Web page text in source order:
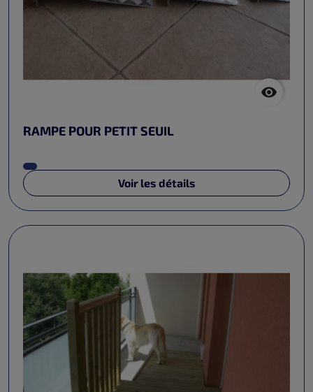

RAMPE POUR PETIT SEUIL
Voir les détails